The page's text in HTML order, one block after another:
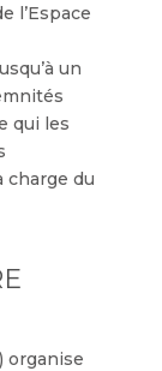
l’Espace
un
qui les
charge du
organise